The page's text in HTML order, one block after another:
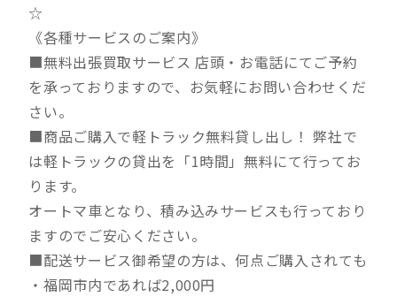
☆
《各種サービスのご案内》
■無料出張買取サービス 店頭・お電話にてご予約
を承っておりますので、お気軽にお問い合わせくだ
さい。
■商品ご購入で軽トラック無料貸し出し！ 弊社で
は軽トラックの貸出を「1時間」無料にて行ってお
ります。
オートマ車となり、積み込みサービスも行っており
ますのでご安心ください。
■配送サービス御希望の方は、何点ご購入されても
・福岡市内であれば2,000円